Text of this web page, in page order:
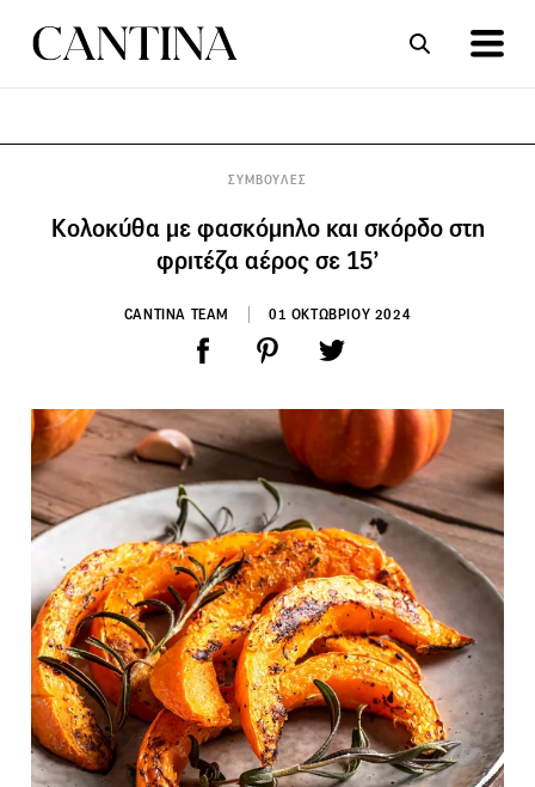
ΣΥΜΒΟΥΛΕΣ
Κολοκύθα με φασκόμηλο και σκόρδο στη
φριτέζα αέρος σε 15’
CANTINA TEAM 01 ΟΚΤΩΒΡΙΟΥ 2024